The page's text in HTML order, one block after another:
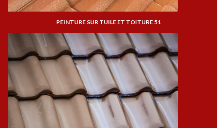
PEINTURE SUR TUILE ET TOITURE 51